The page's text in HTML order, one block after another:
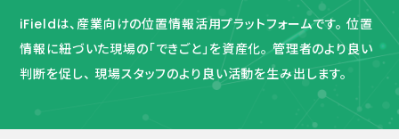
iFieldは、産業向けの位置情報活用プラットフォームです。 位置
情報に紐づいた現場の「できごと」を資産化。管理者のより良い
判断を促し、 現場スタッフのより良い活動を生み出します。